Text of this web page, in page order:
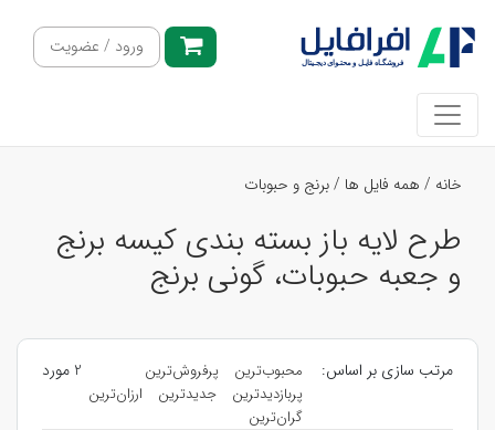
ورود / عضویت
خانه / همه فایل ها /برنج و حبوبات
طرح لایه باز بسته بندی کیسه برنج
و جعبه حبوبات، گونی برنج
مرتب سازی بر اساس: محبوب‌ترین
پرفروش‌ترین
پربازدیدترین
جدیدترین
ارزان‌ترین
گران‌ترین
2 مورد